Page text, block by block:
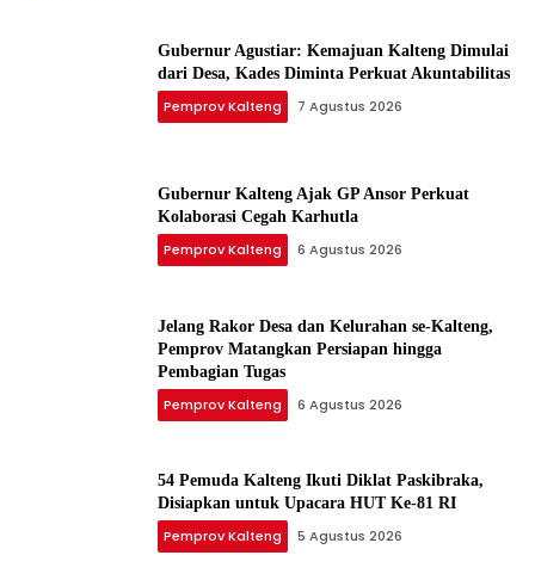
Gubernur Agustiar: Kemajuan Kalteng Dimulai
dari Desa, Kades Diminta Perkuat Akuntabilitas
Pemprov Kalteng 7 Agustus 2026
Gubernur Kalteng Ajak GP Ansor Perkuat
Kolaborasi Cegah Karhutla
Pemprov Kalteng 6 Agustus 2026
Jelang Rakor Desa dan Kelurahan se-Kalteng,
Pemprov Matangkan Persiapan hingga
Pembagian Tugas
Pemprov Kalteng 6 Agustus 2026
54 Pemuda Kalteng Ikuti Diklat Paskibraka,
Disiapkan untuk Upacara HUT Ke-81 RI
Pemprov Kalteng 5 Agustus 2026